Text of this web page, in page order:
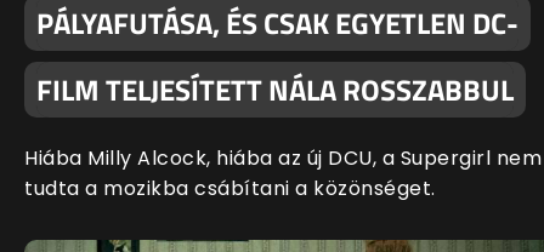
PÁLYAFUTÁSA, ÉS CSAK EGYETLEN DC-
FILM TELJESÍTETT NÁLA ROSSZABBUL
Hiába Milly Alcock, hiába az új DCU, a Supergirl nem
tudta a mozikba csábítani a közönséget.